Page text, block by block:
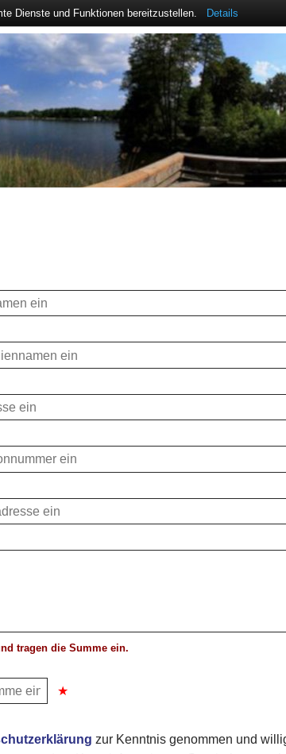
tragen die Summe ein.
zur Kenntnis genommen und
Dienste und Funktionen bereitzustellen. Details